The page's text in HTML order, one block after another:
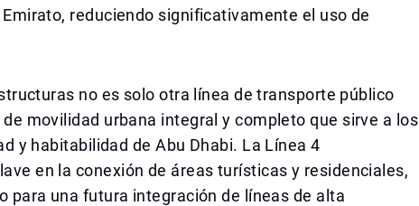
reduciendo significativamente el uso de
no es solo otra línea de transporte público
movilidad urbana integral y completo que sirve a los
y habitabilidad de Abu Dhabi. La Línea 4
en la conexión de áreas turísticas y residenciales,
para una futura integración de líneas de alta